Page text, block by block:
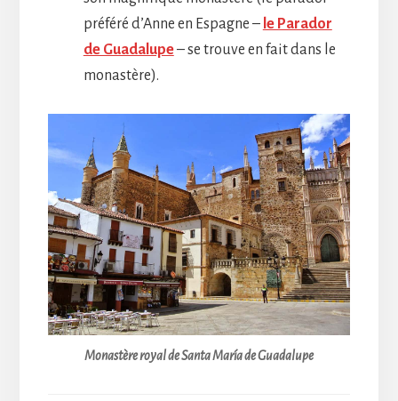
préféré d’Anne en Espagne – le Parador
de Guadalupe– se trouve en fait dans le
monastère).
Monastère royal de Santa María de Guadalupe